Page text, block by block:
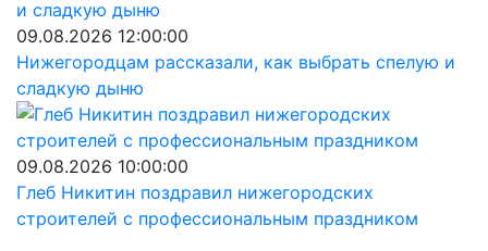
09.08.2026 12:00:00
Нижегородцам рассказали, как выбрать спелую и
сладкую дыню
09.08.2026 10:00:00
Глеб Никитин поздравил нижегородских
строителей с профессиональным праздником